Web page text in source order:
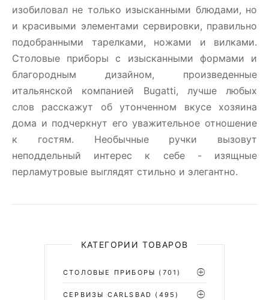
изобиловал не только изысканными блюдами, но
и красивыми элементами сервировки, правильно
подобранными тарелками, ножами и вилками.
Столовые приборы c изысканными формами и
благородным дизайном, произведенные
итальянской компанией Bugatti, лучше любых
слов расскажут об утонченном вкусе хозяина
дома и подчеркнут его уважительное отношение
к гостям. Необычные ручки вызовут
неподдельный интерес к себе - изящные
перламутровые выглядят стильно и элегантно.
КАТЕГОРИИ ТОВАРОВ
СТОЛОВЫЕ ПРИБОРЫ (701)
CЕРВИЗЫ CARLSBAD (495)